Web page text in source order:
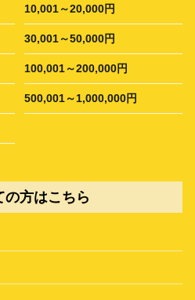
10,001～20,000円
30,001～50,000円
100,001～200,000円
500,001～1,000,000円
の方はこちら